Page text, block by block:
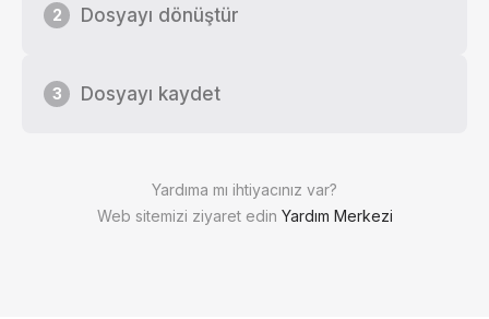
Yardıma mı ihtiyacınız var?
Web sitemizi ziyaret edin Yardım Merkezi
2 Dosyayı dönüştür
3 Dosyayı kaydet